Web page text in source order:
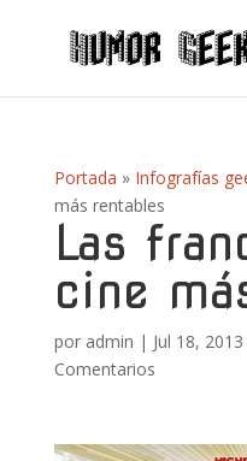
Portada » Infografías
más rentables
Las
cine
por admin | Jul 18, 2013
Comentarios